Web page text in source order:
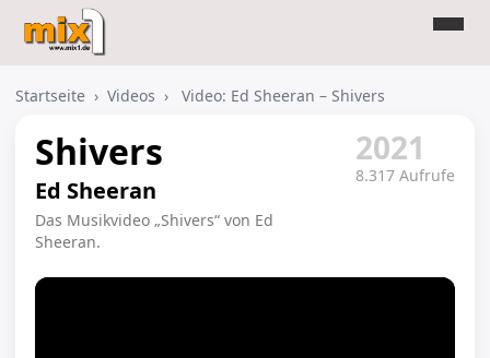
Startseite › Videos › Video: Ed Sheeran – Shivers
Shivers
Ed Sheeran
Das Musikvideo „Shivers“ von Ed
Sheeran.
2021
8.317 Aufrufe